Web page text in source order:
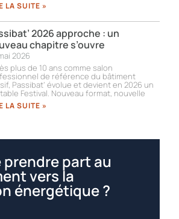
LA SUITE »
2026 approche : un
chapitre s’ouvre
2026
plus de 10 ans comme salon
de référence du bâtiment
Passibat’ évolue et devient en 2026 un
Festival. Nouveau format, nouvelle
LA SUITE »
prendre part au
vers la
énergétique ?